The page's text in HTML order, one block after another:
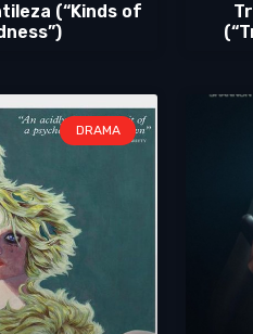
(“Kinds of
DRAMA